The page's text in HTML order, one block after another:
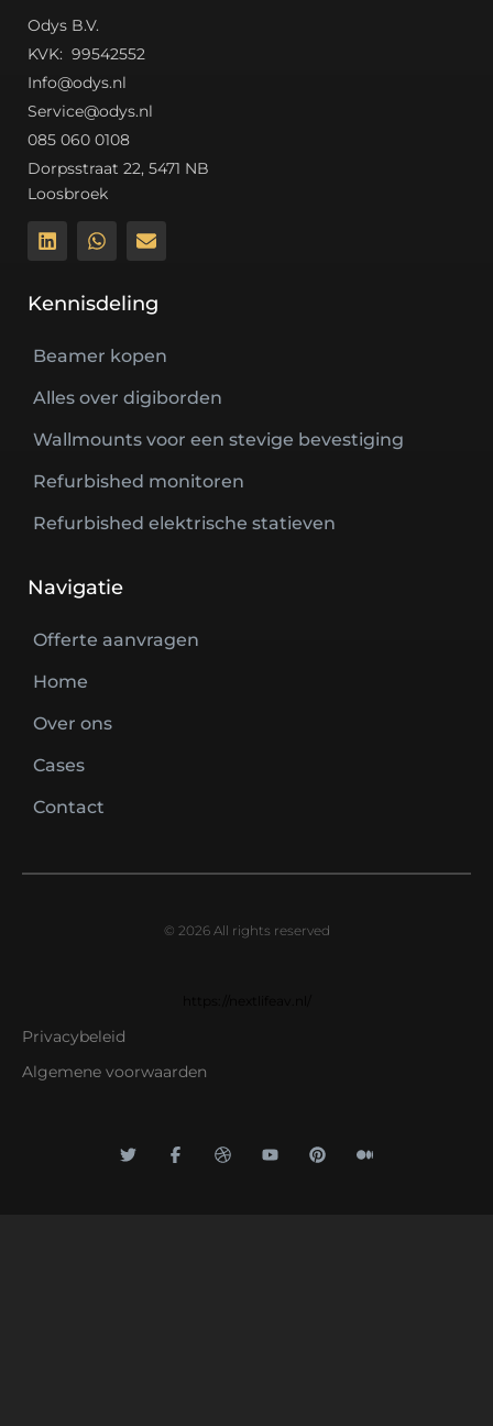
Odys B.V.
KVK: 99542552
Info@odys.nl
Service@odys.nl
085 060 0108
Dorpsstraat 22, 5471 NB
Loosbroek
Kennisdeling
Beamer kopen
Alles over digiborden
Wallmounts voor een stevige bevestiging
Refurbished monitoren
Refurbished elektrische statieven
Navigatie
Offerte aanvragen
Home
Over ons
Cases
Contact
© 2026 All rights reserved
Privacybeleid
Algemene voorwaarden